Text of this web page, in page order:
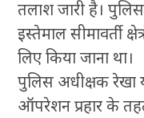
तलाश जारी है।
इस्तेमाल सीमावर्ती
लिए किया जाना था।
पुलिस अधीक्षक रेखा
ऑपरेशन प्रहार के